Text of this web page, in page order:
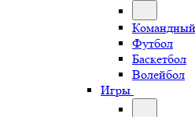
Футбол
Баскетбол
Волейбол
Игры